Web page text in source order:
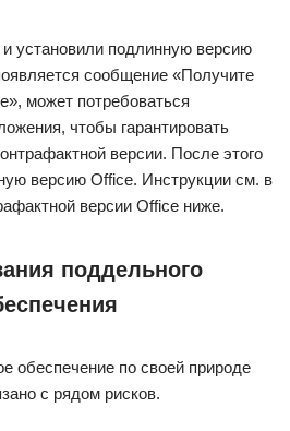
установили подлинную версию
сообщение «Получите
может потребоваться
чтобы гарантировать
версии. После этого
версию Office. Инструкции см. в
версии Office ниже.
поддельного
обеспечение по своей природе
с рядом рисков.